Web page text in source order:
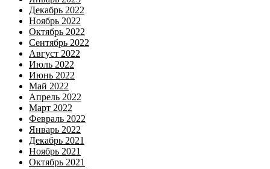
Декабрь 2022
Ноябрь 2022
Октябрь 2022
Сентябрь 2022
Август 2022
Июль 2022
Июнь 2022
Май 2022
Апрель 2022
Март 2022
Февраль 2022
Январь 2022
Декабрь 2021
Ноябрь 2021
Октябрь 2021